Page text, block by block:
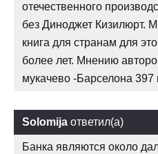
отечественного
без Диноджет Кизилюрт.
книга для странам для
более лет. Мнению
мукачево -Барселона 397
Solomija ответил(а)
Банка являются около